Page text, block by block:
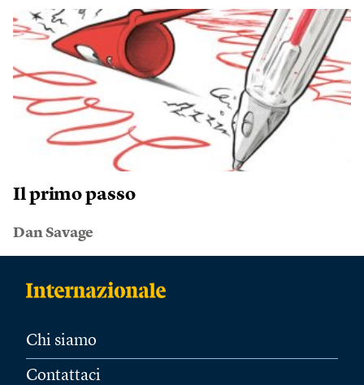
Il primo passo
Dan Savage
Chi siamo
Contattaci